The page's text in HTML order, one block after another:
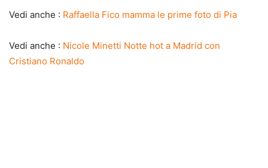
Vedi anche : Raffaella Fico mamma le prime foto di Pia
Vedi anche : Nicole Minetti Notte hot a Madrid con
Cristiano Ronaldo